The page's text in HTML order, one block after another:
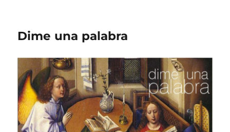
Dime una palabra